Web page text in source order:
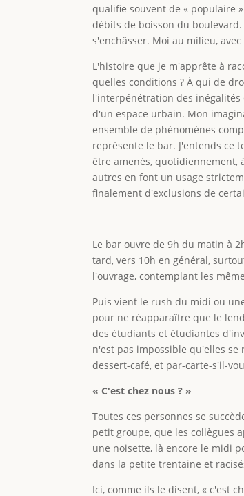
qualifie souvent de « populaire
débits de boisson du
s'enchâsser. Moi au milieu,
L'histoire que je m'apprête à
quelles conditions ? À qui de
l'interpénétration des inégalités
d'un espace urbain. Mon
ensemble de phénomènes
représente le bar. J'entends ce
être amenés, quotidiennement,
autres en font un usage
finalement d'exclusions de
Le bar ouvre de 9h du matin à
tard, vers 10h en général,
l'ouvrage, contemplant les
Puis vient le rush du midi ou
pour ne réapparaître que le
des étudiants et étudiantes
n'est pas impossible qu'elles
dessert-café, et par-carte-s'il-
« C'est chez nous ? »
Toutes ces personnes se
petit groupe, que les collègues
une noisette, là encore le midi
dans la petite trentaine et
Ici, comme ils le disent, « c'est